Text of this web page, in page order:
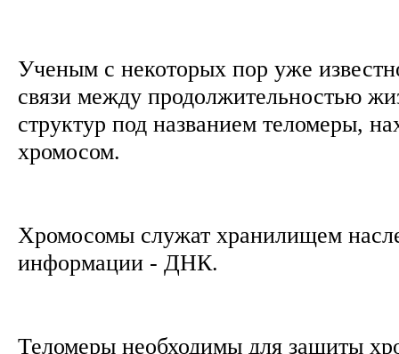
Ученым с некоторых пор уже
связи между продолжительностью
структур под названием теломеры,
хромосом.
Хромосомы служат хранилищем
информации - ДНК.
Теломеры необходимы для защиты